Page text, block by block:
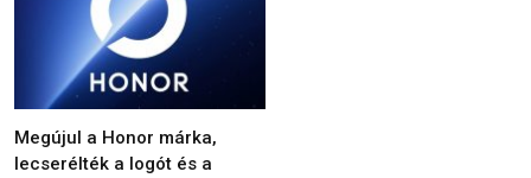
Megújul a Honor márka,
lecserélték a logót és a